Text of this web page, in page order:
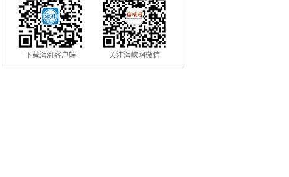
下载海湃客户端 关注海峡网微信